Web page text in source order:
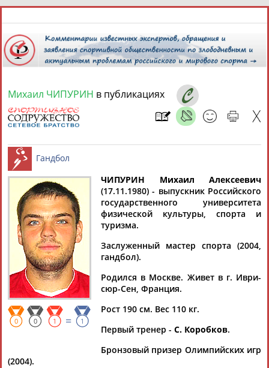
10 августа 2026 года,06:51
1персона
Михаил
ЧИПУРИН
Ваш запрос: "Михаил ЧИПУРИН"
Документы 1-8 из 8 найденных уникальных документов
Людмила Бодниева назначена на пост главного тренера
женского гандбольного клуба ЦСКА
...на который мы рассчитывали, - заявил директор ЦСКА
(Проект:
Михаил ЧИПУРИН в публикациях
Гандбол
0 0 1 = 1
ЧИПУРИН Михаил Алексеевич
(17.11.1980) - выпускник Российского
государственного университета
физической культуры, спорта и
туризма.
Заслуженный мастер спорта (2004,
гандбол).
Родился в Москве. Живет в г. Иври-
сюр-Сен, Франция.
Рост 190 см. Вес 110 кг.
Первый тренер - С. Коробков.
Бронзовый призер Олимпийских игр
(2004).